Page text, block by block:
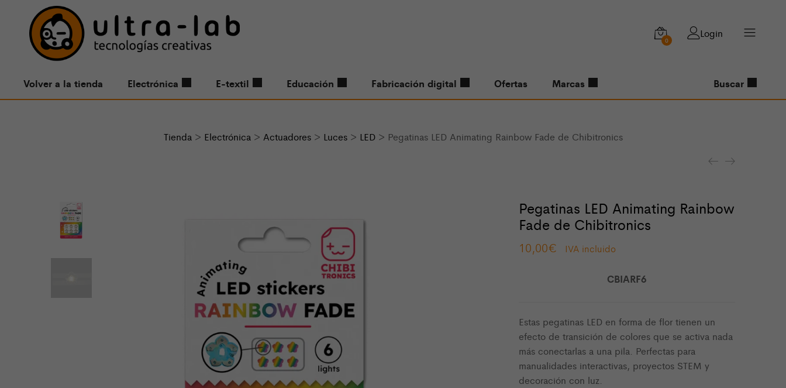
0
Login
Volver a la tienda Electrónica E-textil Educación Fabricación digital Ofertas Marcas Buscar
Tienda> Electrónica> Actuadores> Luces> LED> Pegatinas LED Animating Rainbow Fade de Chibitronics
Pegatinas LED Animating Rainbow
Fade de Chibitronics
10,00€ IVA incluido
CBIARF6
Estas pegatinas LED en forma de flor tienen un
efecto de transición de colores que se activa nada
más conectarlas a una pila. Perfectas para
manualidades interactivas, proyectos STEM y
decoración con luz.